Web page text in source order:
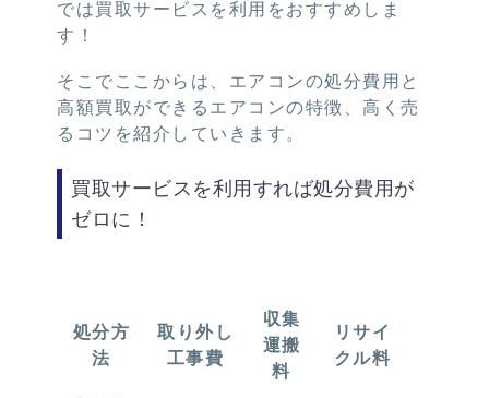
では買取サービスを利用をおすすめしま
す！
そこでここからは、エアコンの処分費用と
高額買取ができるエアコンの特徴、高く売
るコツを紹介していきます。
買取サービスを利用すれば処分費用が
ゼロに！
処分方
法
取り外し
工事費
収集
運搬
料
リサイ
クル料